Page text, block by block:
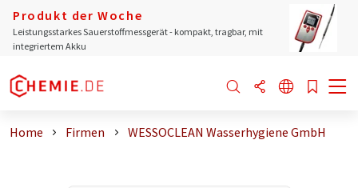
Produkt der Woche
Leistungsstarkes Sauerstoffmessgerät - kompakt, tragbar, mit
integriertem Akku
Home Firmen WESSOCLEAN Wasserhygiene GmbH